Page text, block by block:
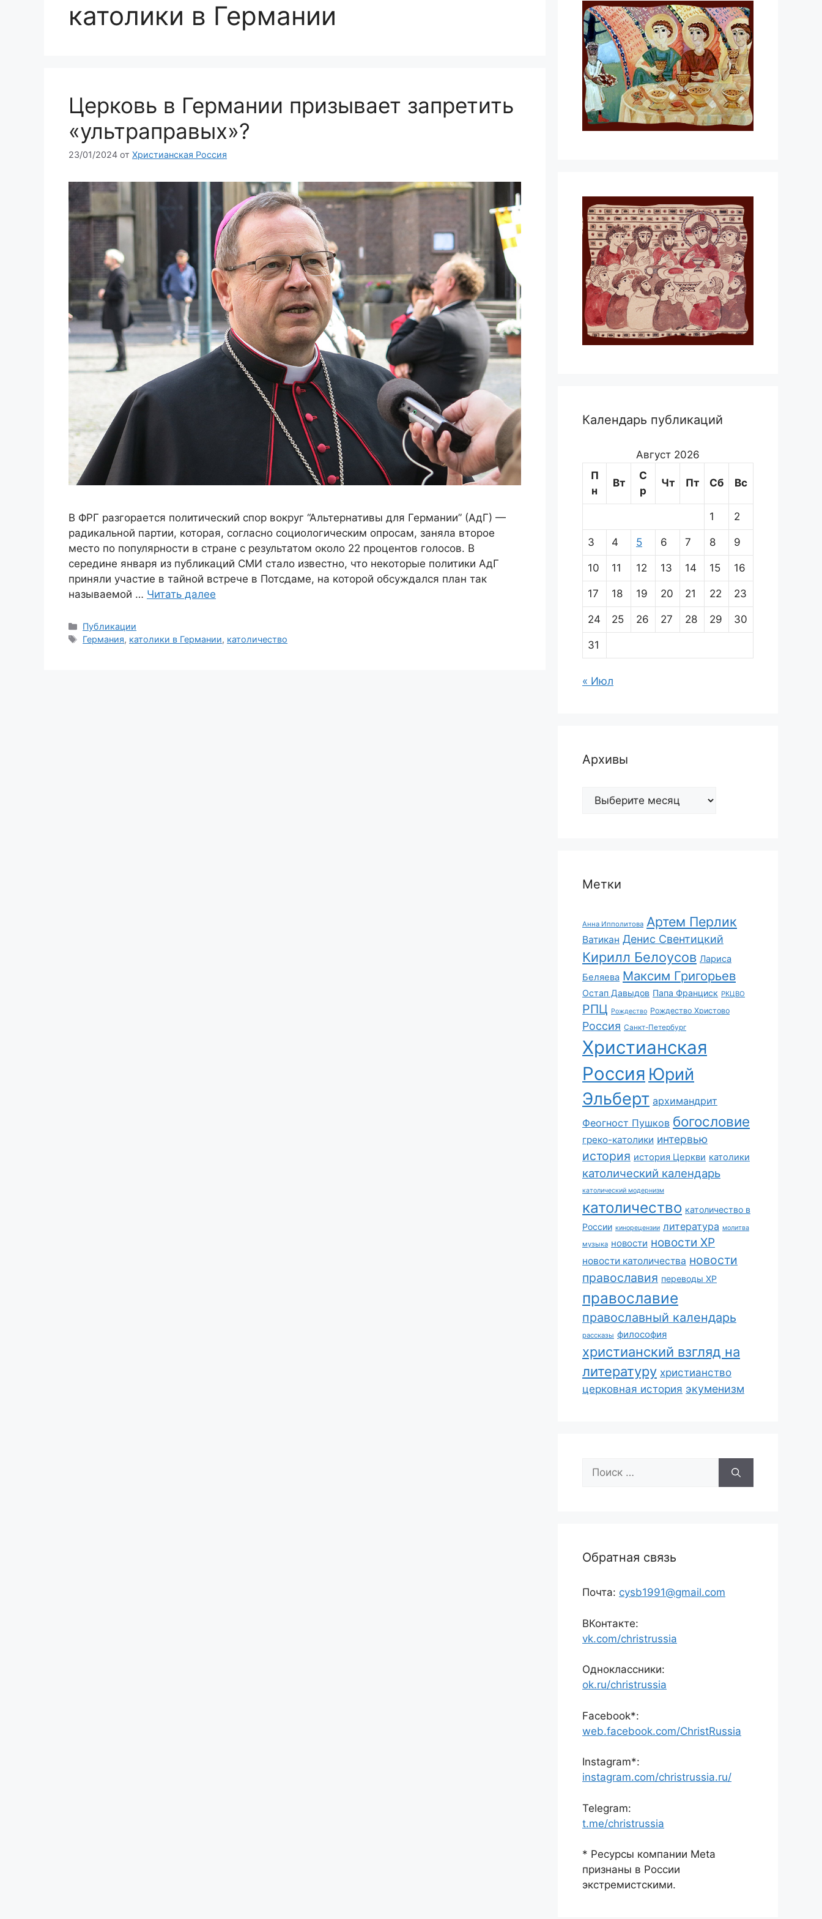
католики в Германии
Церковь в Германии призывает запретить
«ультраправых»?
23/01/2024 от Христианская Россия
В ФРГ разгорается политический спор вокруг “Альтернативы для Германии” (АдГ) —
радикальной партии, которая, согласно социологическим опросам, заняла второе
место по популярности в стране с результатом около 22 процентов голосов. В
середине января из публикаций СМИ стало известно, что некоторые политики АдГ
приняли участие в тайной встрече в Потсдаме, на которой обсуждался план так
называемой … Читать далее
Рубрики
Публикации
Метки
Германия, католики в Германии, католичество
Календарь публикаций
Август 2026
П
н
Вт
С
р
Чт Пт Сб Вс
1 2
3 4 5 6 7 8 9
10 11 12 13 14 15 16
17 18 19 20 21 22 23
24 25 26 27 28 29 30
31
« Июл
Архивы
Архивы
Метки
Анна Ипполитова Артем Перлик
Ватикан Денис Свентицкий
Кирилл Белоусов Лариса
Беляева Максим Григорьев
Остап Давыдов Папа Франциск РКЦВО
РПЦ Рождество Рождество Христово
Россия Санкт-Петербург
Христианская
Россия Юрий
Эльберт архимандрит
Феогност Пушков богословие
греко-католики интервью
история история Церкви католики
католический календарь
католический модернизм
католичество католичество в
России кинорецензии литература молитва
музыка новости новости ХР
новости католичества новости
православия переводы ХР
православие
православный календарь
рассказы философия
христианский взгляд на
литературу христианство
церковная история экуменизм
Поиск:
Обратная связь
Почта: cysb1991@gmail.com
ВКонтакте:
vk.com/christrussia
Одноклассники:
ok.ru/christrussia
Facebook*:
web.facebook.com/ChristRussia
Instagram*:
instagram.com/christrussia.ru/
Telegram:
t.me/christrussia
* Ресурсы компании Meta
признаны в России
экстремистскими.